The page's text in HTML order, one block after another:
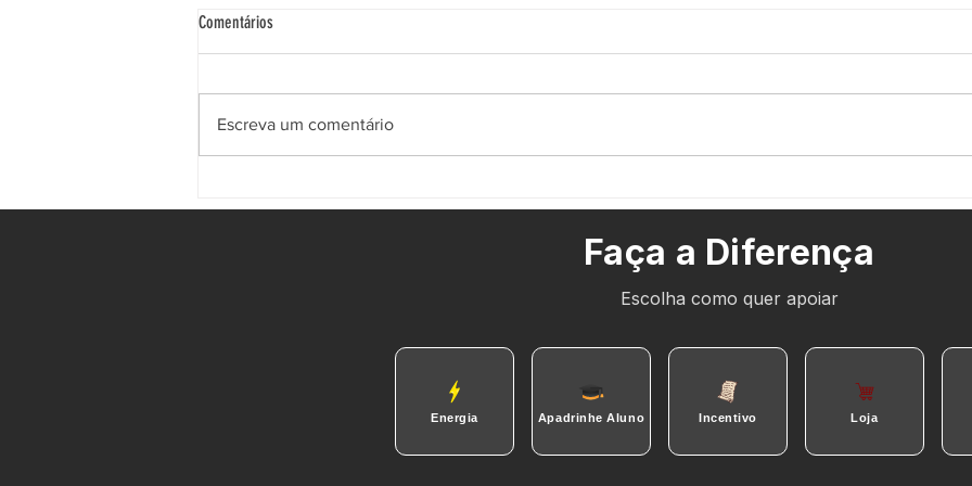
OCUPAÇÃO DO TEATRO DO VAGÃO 98
Comentários
Escreva um comentário
Faça a Diferença
Escolha como quer apoiar
Energia Apadrinhe Aluno Incentivo Loja